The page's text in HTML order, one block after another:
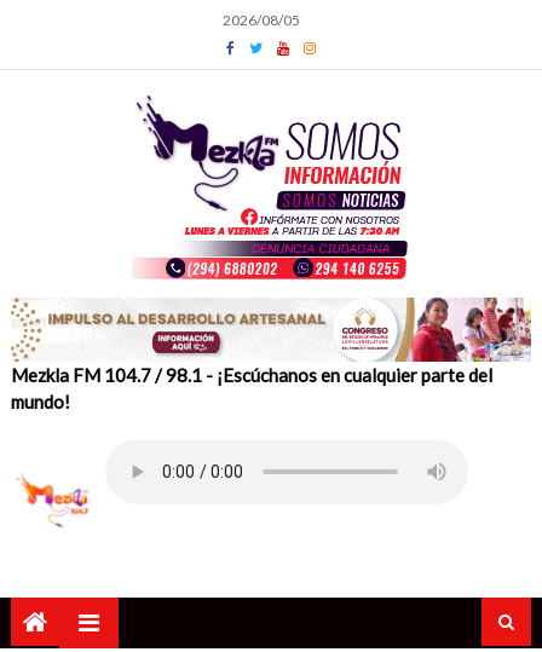
content
2026/08/05
Mezkla FM 104.7 / 98.1 - ¡Escúchanos en cualquier parte del
mundo!